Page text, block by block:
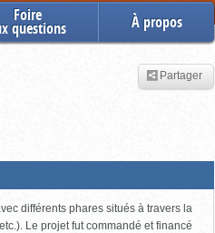
Foire
questions À propos
Partager
différents phares situés à travers la
Le projet fut commandé et financé